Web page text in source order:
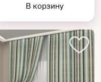
В корзину